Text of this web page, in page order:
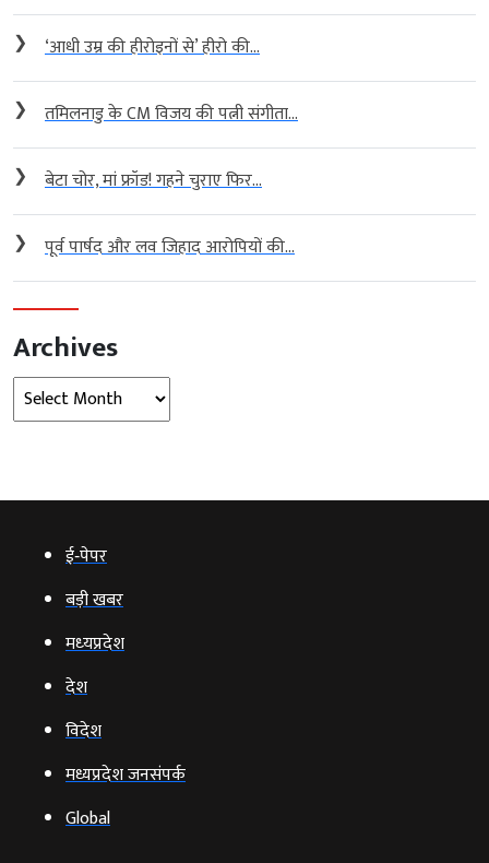
❯ ‘आधी उम्र की हीरोइनों से’ हीरो की...
❯ तमिलनाडु के CM विजय की पत्नी संगीता...
❯ बेटा चोर, मां फ्रॉड! गहने चुराए फिर...
❯ पूर्व पार्षद और लव जिहाद आरोपियों की...
Archives
Archives
ई‑पेपर
बड़ी खबर
मध्‍यप्रदेश
देश
विदेश
मध्यप्रदेश जनसंपर्क
Global